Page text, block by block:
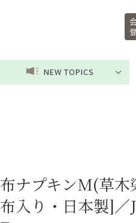
NEW TOPICS
布ナプキンM(草木
布入り・日本製]